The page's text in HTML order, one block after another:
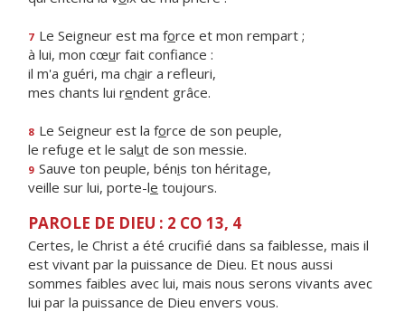
7 Le Seigneur est ma force et mon rempart ;
à lui, mon cœur fait confiance :
il m'a guéri, ma chair a refleuri,
mes chants lui rendent grâce.
8 Le Seigneur est la force de son peuple,
le refuge et le salut de son messie.
9 Sauve ton peuple, bénis ton héritage,
veille sur lui, porte-le toujours.
PAROLE DE DIEU : 2 CO 13, 4
Certes, le Christ a été crucifié dans sa faiblesse, mais il
est vivant par la puissance de Dieu. Et nous aussi
sommes faibles avec lui, mais nous serons vivants avec
lui par la puissance de Dieu envers vous.